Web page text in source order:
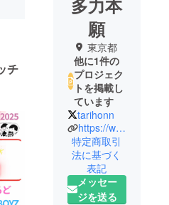
チ
願
東京都
他に1件の
プロジェク
トを掲載し
ています
tarihonn
https://www.youtube.com/@Tarihon
特定商取引
法に基づく
表記
メッセー
ジを送る